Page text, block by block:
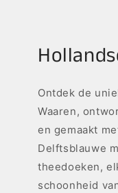
Ontdek de
Waaren,
en gemaakt
Delftsblauwe
theedoeken,
schoonheid